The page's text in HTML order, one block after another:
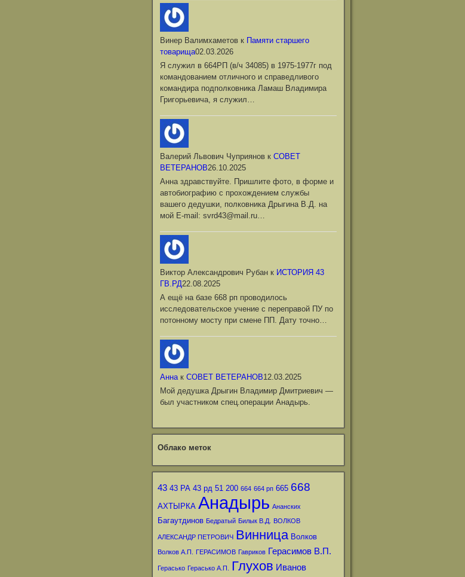
Винер Валимхаметовк Памяти старшего
товарища02.03.2026
Я служил в 664РП (в/ч 34085) в 1975-1977г под
командованием отличного и справедливого
командира подполковника Ламаш Владимира
Григорьевича, я служил…
Валерий Львович Чуприяновк СОВЕТ
ВЕТЕРАНОВ26.10.2025
Анна здравствуйте. Пришлите фото, в форме и
автобиографию с прохождением службы
вашего дедушки, полковника Дрыгина В.Д. на
мой Е-mail: svrd43@mail.ru…
Виктор Александрович Рубанк ИСТОРИЯ 43
ГВ.РД22.08.2025
А ещё на базе 668 рп проводилось
исследовательское учение с переправой ПУ по
потонному мосту при смене ПП. Дату точно…
Аннак СОВЕТ ВЕТЕРАНОВ12.03.2025
Мой дедушка Дрыгин Владимир Дмитриевич —
был участником спец.операции Анадырь.
Облако меток
43 43 РА 43 рд 51 200 664 664 рп 665 668
АХТЫРКА Анадырь Ананских
Багаутдинов Бедратый Билык В.Д. ВОЛКОВ
АЛЕКСАНДР ПЕТРОВИЧ Винница Волков
Волков А.П. ГЕРАСИМОВ Гавриков Герасимов В.П.
Герасько Герасько А.П. Глухов Иванов